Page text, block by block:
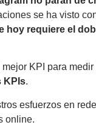
se ha visto
hoy requiere el
KPI para medir
KPIs.
esfuerzos en
online.